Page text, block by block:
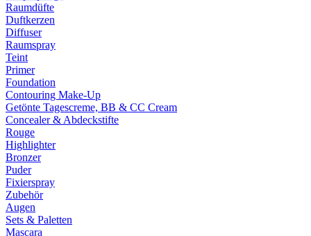
Raumdüfte
Duftkerzen
Diffuser
Raumspray
Teint
Primer
Foundation
Contouring Make-Up
Getönte Tagescreme, BB & CC Cream
Concealer & Abdeckstifte
Rouge
Highlighter
Bronzer
Puder
Fixierspray
Zubehör
Augen
Sets & Paletten
Mascara